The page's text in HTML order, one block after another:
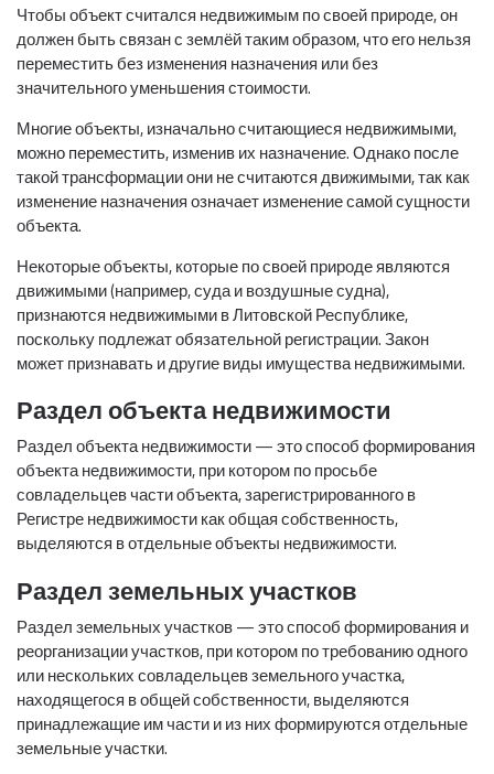
Чтобы объект считался недвижимым по своей природе, он
должен быть связан с землёй таким образом, что его нельзя
переместить без изменения назначения или без
значительного уменьшения стоимости.
Многие объекты, изначально считающиеся недвижимыми,
можно переместить, изменив их назначение. Однако после
такой трансформации они не считаются движимыми, так как
изменение назначения означает изменение самой сущности
объекта.
Некоторые объекты, которые по своей природе являются
движимыми (например, суда и воздушные судна),
признаются недвижимыми в Литовской Республике,
поскольку подлежат обязательной регистрации. Закон
может признавать и другие виды имущества недвижимыми.
Раздел объекта недвижимости
Раздел объекта недвижимости — это способ формирования
объекта недвижимости, при котором по просьбе
совладельцев части объекта, зарегистрированного в
Регистре недвижимости как общая собственность,
выделяются в отдельные объекты недвижимости.
Раздел земельных участков
Раздел земельных участков — это способ формирования и
реорганизации участков, при котором по требованию одного
или нескольких совладельцев земельного участка,
находящегося в общей собственности, выделяются
принадлежащие им части и из них формируются отдельные
земельные участки.